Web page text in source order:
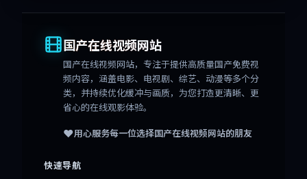
国产在线视频网站
国产在线视频网站，专注于提供高质量国产免费视
频内容，涵盖电影、电视剧、综艺、动漫等多个分
类，并持续优化缓冲与画质，为您打造更清晰、更
省心的在线观影体验。
❤️用心服务每一位选择国产在线视频网站的朋友
快速导航